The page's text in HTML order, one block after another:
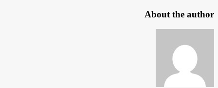
About the author